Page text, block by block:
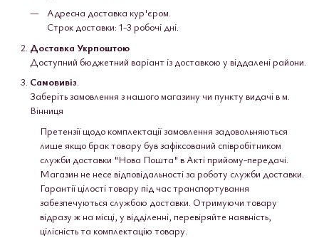
Адресна доставка кур'єром.
Строк доставки: 1-3 робочі дні.
Доставка Укрпоштою
Доступний бюджетний варіант із доставкою у віддалені райони.
Самовивіз.
Заберіть замовлення з нашого магазину чи пункту видачі в м.
Вінниця
Претензії щодо комплектації замовлення задовольняються
лише якщо брак товару був зафіксований співробітником
служби доставки "Нова Пошта" в Акті прийому-передачі.
Магазин не несе відповідальності за роботу служби доставки.
Гарантії цілості товару під час транспортування
забезпечуються службою доставки. Отримуючи товару
відразу ж на місці, у відділенні, перевіряйте наявність,
цілісність та комплектацію товару.